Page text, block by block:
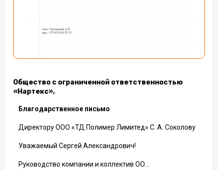
Общество с ограниченной ответственностью
«Нартекс»,
Благодарственное письмо
Директору ООО «ТД Полимер Лимитед» С. А. Соколову
Уважаемый Сергей Александрович!
Руководство компании и коллектив ОО...